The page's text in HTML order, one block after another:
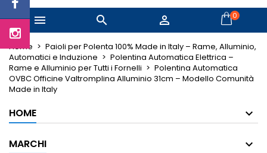
   0
Home
Paioli per Polenta 100% Made in Italy – Rame, Alluminio,
Automatici e Induzione
Polentina Automatica Elettrica –
Rame e Alluminio per Tutti i Fornelli
Polentina Automatica
OVBC Officine Valtromplina Alluminio 31cm – Modello Comunità
Made in Italy
HOME
MARCHI